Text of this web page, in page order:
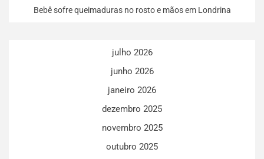
Bebê sofre queimaduras no rosto e mãos em Londrina
julho 2026
junho 2026
janeiro 2026
dezembro 2025
novembro 2025
outubro 2025